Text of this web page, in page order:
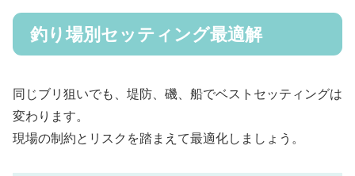
釣り場別セッティング最適解
同じブリ狙いでも、堤防、磯、船でベストセッティングは
変わります。
現場の制約とリスクを踏まえて最適化しましょう。